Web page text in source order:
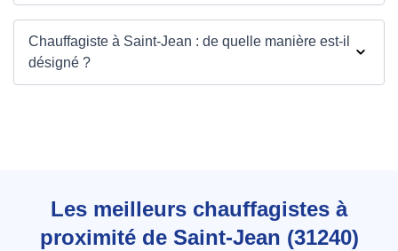
Chauffagiste à Saint-Jean : de quelle manière est-il
désigné ?
Les meilleurs chauffagistes à
proximité de Saint-Jean (31240)